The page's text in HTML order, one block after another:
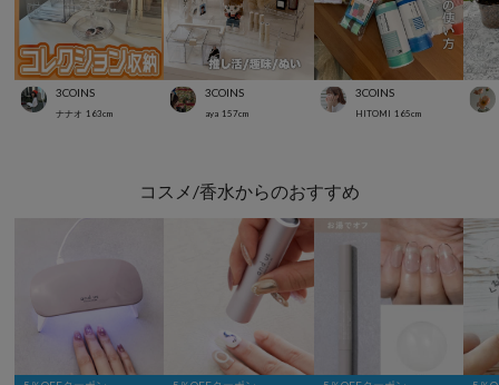
3COINS
ナナオ 163cm
3COINS
aya 157cm
3COINS
HITOMI 165cm
コスメ/香水からのおすすめ